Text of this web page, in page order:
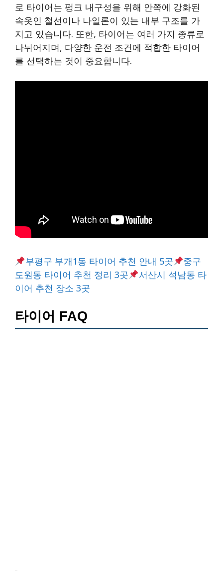
로 타이어는 펑크 내구성을 위해 안쪽에 강화된
속옷인 철선이나 나일론이 있는 내부 구조를 가
지고 있습니다. 또한, 타이어는 여러 가지 종류로
나뉘어지며, 다양한 운전 조건에 적합한 타이어
를 선택하는 것이 중요합니다.
부평구 부개1동 타이어 추천 안내 5곳
중구
도원동 타이어 추천 정리 3곳
서산시 석남동 타
이어 추천 장소 3곳
타이어 FAQ